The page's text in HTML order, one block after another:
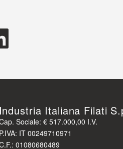
Italiana Filati
Sociale: € 517.000,00 I.V.
IT 00249710971
01080680489